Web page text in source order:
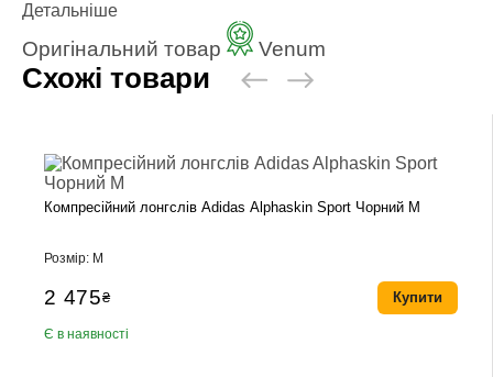
Детальніше
Оригінальний товар Venum
Схожі товари
Компресійний лонгслів Adidas Alphaskin Sport Чорний M
Розмір: M
2 475₴
Є в наявності
Купити